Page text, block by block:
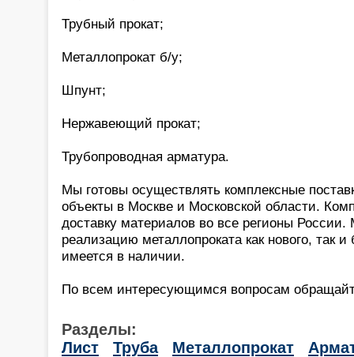
Трубный прокат;
Металлопрокат б/у;
Шпунт;
Нержавеющий прокат;
Трубопроводная арматура.
Мы готовы осуществлять комплексные
объекты в Москве и Московской области.
доставку материалов во все регионы
реализацию металлопроката как нового, так
имеется в наличии.
По всем интересующимся вопросам
Разделы:
Лист
Труба Металлопрокат